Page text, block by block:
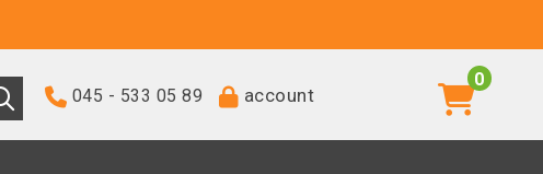
045 - 533 05 89 account
0